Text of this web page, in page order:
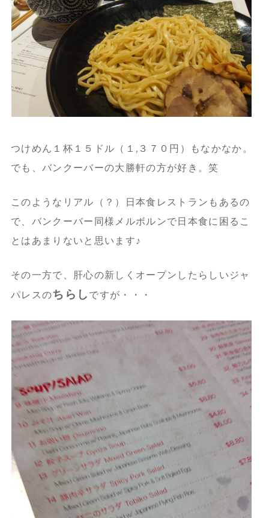
つけめん１杯１５ドル（１,３７０円）もなかなか。
でも、バンクーバーの大勝軒の方が好き。笑
このようなリアル（？）日本食レストランもあるの
で、バンクーバー同様メルボルンで日本食に困るこ
とはあまりないと思います♪
その一方で、肝心の新しくオープンしたらしいジャ
パレスのちらし ですが・・・